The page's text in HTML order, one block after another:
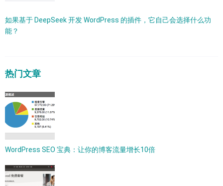
如果基于 DeepSeek 开发 WordPress 的插件，它自己会选择什么功
能？
热门文章
WordPress SEO 宝典：让你的博客流量增长10倍